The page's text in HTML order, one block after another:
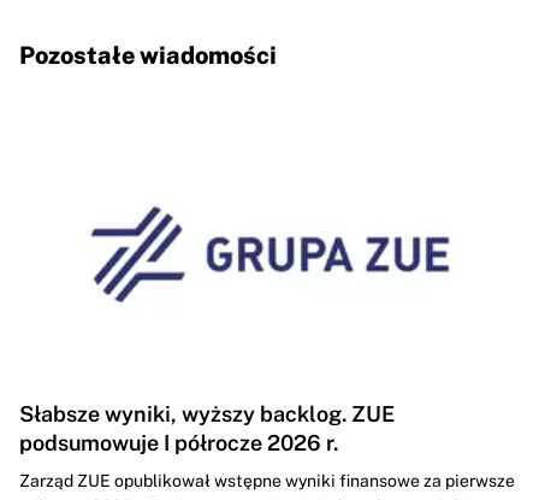
Pozostałe wiadomości
Słabsze wyniki, wyższy backlog. ZUE
podsumowuje I półrocze 2026 r.
Zarząd ZUE opublikował wstępne wyniki finansowe za pierwsze